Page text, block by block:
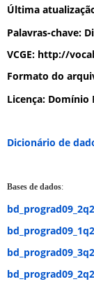
Última
Palavras-chave:
VCGE: http://
Formato do
Licença: Domínio
Dicionário de
Bases de dados: